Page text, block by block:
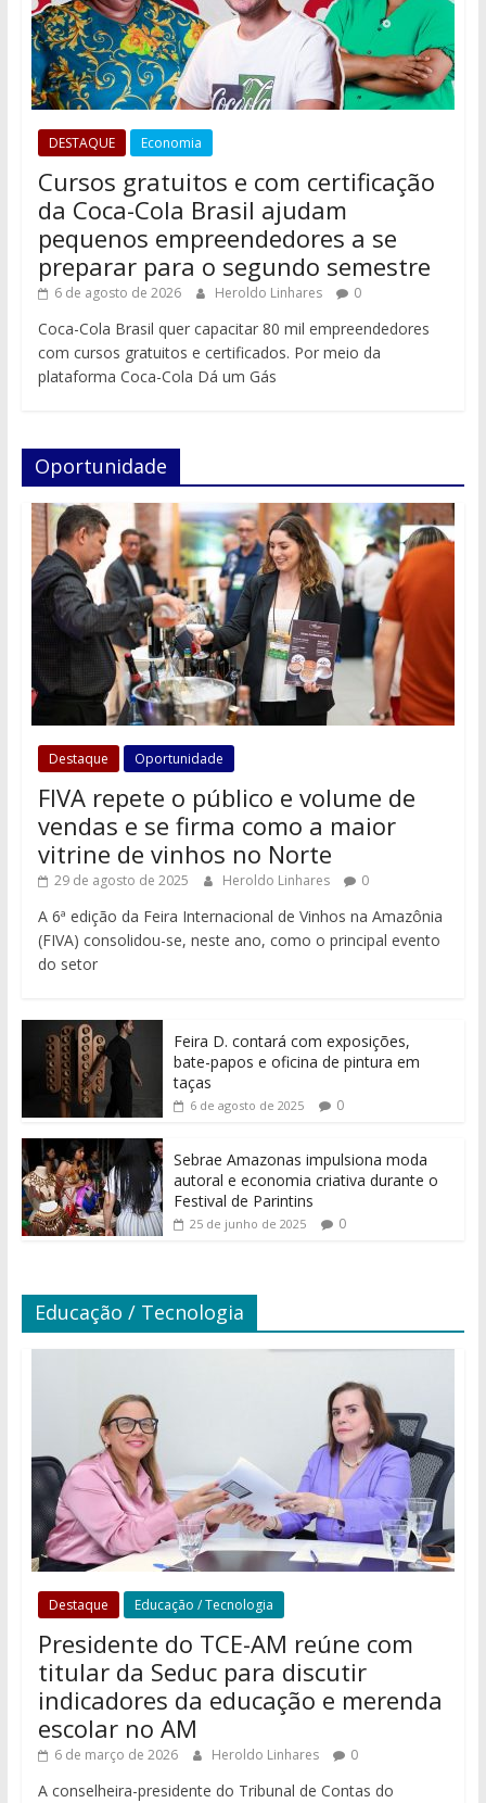
DESTAQUE Economia
Cursos gratuitos e com certificação
da Coca-Cola Brasil ajudam
pequenos empreendedores a se
preparar para o segundo semestre
6 de agosto de 2026 Heroldo Linhares 0
Coca-Cola Brasil quer capacitar 80 mil empreendedores
com cursos gratuitos e certificados. Por meio da
plataforma Coca-Cola Dá um Gás
Oportunidade
Destaque Oportunidade
FIVA repete o público e volume de
vendas e se firma como a maior
vitrine de vinhos no Norte
29 de agosto de 2025 Heroldo Linhares 0
A 6ª edição da Feira Internacional de Vinhos na Amazônia
(FIVA) consolidou-se, neste ano, como o principal evento
do setor
Feira D. contará com exposições,
bate-papos e oficina de pintura em
taças
6 de agosto de 2025 0
Sebrae Amazonas impulsiona moda
autoral e economia criativa durante o
Festival de Parintins
25 de junho de 2025 0
Educação / Tecnologia
Destaque Educação / Tecnologia
Presidente do TCE-AM reúne com
titular da Seduc para discutir
indicadores da educação e merenda
escolar no AM
6 de março de 2026 Heroldo Linhares 0
A conselheira-presidente do Tribunal de Contas do